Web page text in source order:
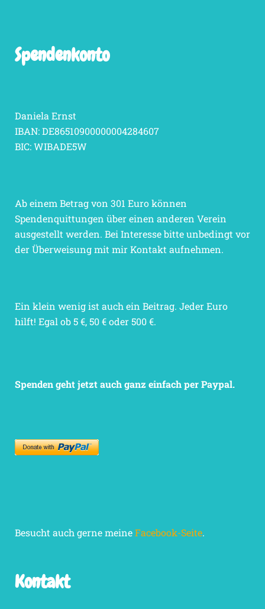
Spendenkonto
Daniela Ernst
IBAN: DE86510900000004284607
BIC: WIBADE5W
Ab einem Betrag von 301 Euro können
Spendenquittungen über einen anderen Verein
ausgestellt werden. Bei Interesse bitte unbedingt vor
der Überweisung mit mir Kontakt aufnehmen.
Ein klein wenig ist auch ein Beitrag. Jeder Euro
hilft! Egal ob 5 €, 50 € oder 500 €.
Spenden geht jetzt auch ganz einfach per Paypal.
Besucht auch gerne meineFacebook-Seite.
Kontakt